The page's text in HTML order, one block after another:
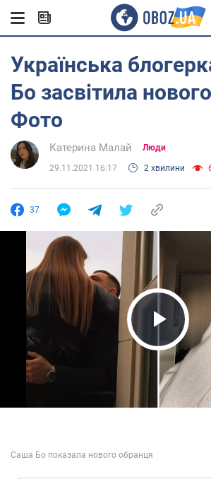
Українська
Бо засвітила
Фото
Катерина Малай Люди
29.11.2021 16:17 2 хвилини
37
Play